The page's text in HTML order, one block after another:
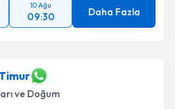
10 Ağu
09:30 Daha Fazla
ve Doğum